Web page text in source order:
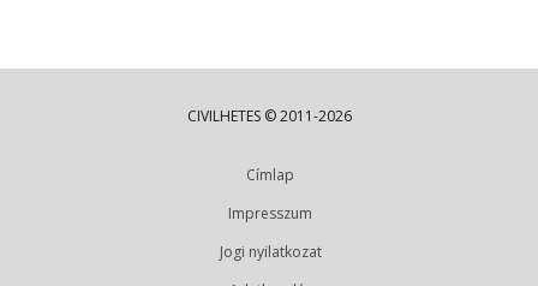
CIVILHETES © 2011-2026
Címlap
Impresszum
Jogi nyilatkozat